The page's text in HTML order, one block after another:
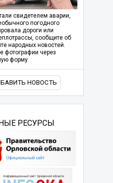
свидетелем аварии,
погодного
дороги или
сообщите об
народных новостей.
фотографии через
форму.
НОВОСТЬ
РЕСУРСЫ